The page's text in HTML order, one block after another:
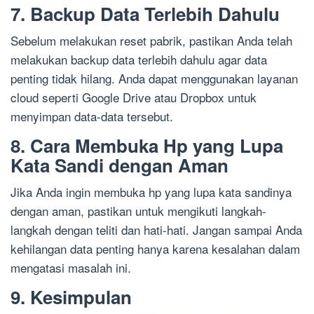
7. Backup Data Terlebih Dahulu
Sebelum melakukan reset pabrik, pastikan Anda telah
melakukan backup data terlebih dahulu agar data
penting tidak hilang. Anda dapat menggunakan layanan
cloud seperti Google Drive atau Dropbox untuk
menyimpan data-data tersebut.
8. Cara Membuka Hp yang Lupa
Kata Sandi dengan Aman
Jika Anda ingin membuka hp yang lupa kata sandinya
dengan aman, pastikan untuk mengikuti langkah-
langkah dengan teliti dan hati-hati. Jangan sampai Anda
kehilangan data penting hanya karena kesalahan dalam
mengatasi masalah ini.
9. Kesimpulan